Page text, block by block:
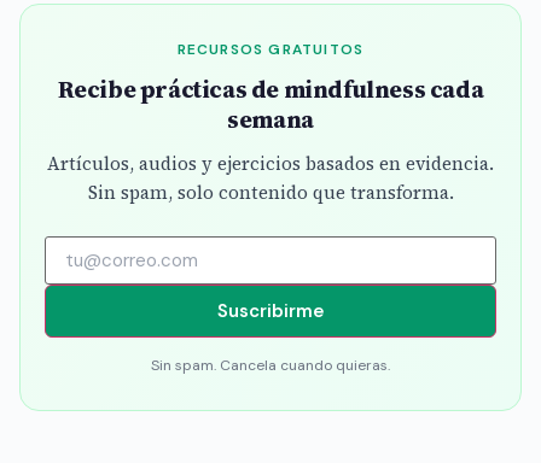
RECURSOS GRATUITOS
Recibe prácticas de mindfulness cada
semana
Artículos, audios y ejercicios basados en evidencia.
Sin spam, solo contenido que transforma.
Suscribirme
Sin spam. Cancela cuando quieras.